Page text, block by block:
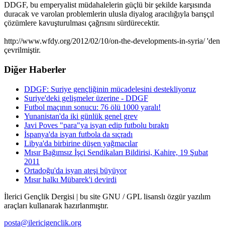
DDGF, bu emperyalist müdahalelerin güçlü bir şekilde karşısında
duracak ve varolan problemlerin ulusla diyalog aracılığıyla barışçıl
çözümlere kavuşturulması çağrısını sürdürecektir.
http://www.wfdy.org/2012/02/10/on-the-developments-in-syria/ 'den
çevrilmiştir.
Diğer Haberler
DDGF: Suriye gençliğinin mücadelesini destekliyoruz
Suriye'deki gelişmeler üzerine - DDGF
Futbol maçının sonucu: 76 ölü 1000 yaralı!
Yunanistan'da iki günlük genel grev
Javi Poves "para"ya isyan edip futbolu bıraktı
İspanya'da isyan futbola da sıçradı
Libya'da birbirine düşen yağmacılar
Mısır Bağımsız İşçi Sendikaları Bildirisi, Kahire, 19 Şubat
2011
Ortadoğu'da isyan ateşi büyüyor
Mısır halkı Mübarek'i devirdi
İlerici Gençlik Dergisi | bu site GNU / GPL lisanslı özgür yazılım
araçları kullanarak hazırlanmıştır.
posta@ilericigenclik.org